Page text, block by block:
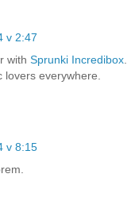
v 2:47
with Sprunki Incredibox
lovers everywhere.
v 8:15